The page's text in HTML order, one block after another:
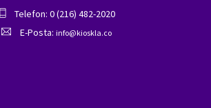
Telefon: 0 (216) 482-2020
E-Posta: info@kioskla.co